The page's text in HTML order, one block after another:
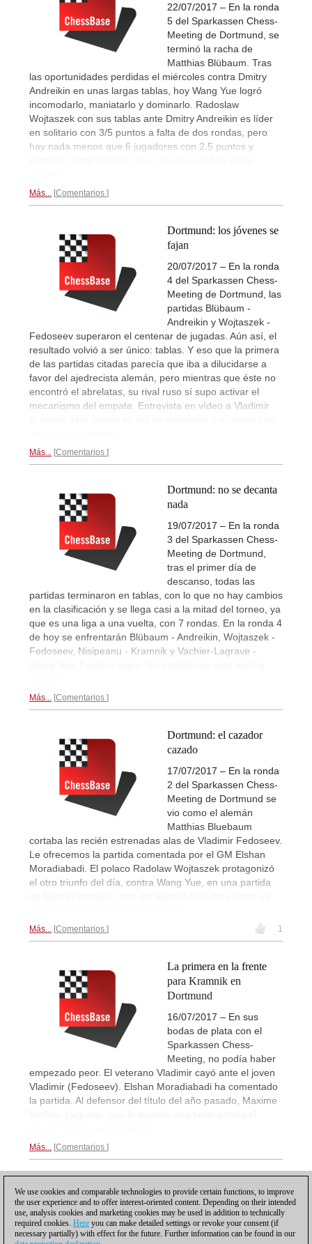
22/07/2017 – En la ronda
5 del Sparkassen Chess-
Meeting de Dortmund, se
terminó la racha de
Matthias Blübaum. Tras
las oportunidades perdidas el miércoles contra Dmitry
Andreikin en unas largas tablas, hoy Wang Yue logró
incomodarlo, maniatarlo y dominarlo. Radoslaw
Wojtaszek con sus tablas ante Dmitry Andreikin es líder
en solitario con 3/5 puntos a falta de dos rondas, pero
hay nada menos que 6 jugadores con 2,5 puntos y
Más... Comentarios
Dortmund: los jóvenes se
fajan
20/07/2017 – En la ronda
4 del Sparkassen Chess-
Meeting de Dortmund, las
partidas Blübaum -
Andreikin y Wojtaszek -
Fedoseev superaron el centenar de jugadas. Aún así, el
resultado volvió a ser único: tablas. Y eso que la primera
de las partidas citadas parecía que iba a dilucidarse a
favor del ajedrecista alemán, pero mientras que éste no
encontró el abrelatas, su rival ruso sí supo activar el
mecanismo del empate. Entrevista en vídeo a Vladimir
Más... Comentarios
Dortmund: no se decanta
nada
19/07/2017 – En la ronda
3 del Sparkassen Chess-
Meeting de Dortmund,
tras el primer día de
descanso, todas las
partidas terminaron en tablas, con lo que no hay cambios
en la clasificación y se llega casi a la mitad del torneo, ya
que es una liga a una vuelta, con 7 rondas. En la ronda 4
de hoy se enfrentarán Blübaum - Andreikin, Wojtaszek -
Fedoseev, Nisipeanu - Kramnik y Vachier-Lagrave -
Más... Comentarios
Dortmund: el cazador
cazado
17/07/2017 – En la ronda
2 del Sparkassen Chess-
Meeting de Dortmund se
vio como el alemán
Matthias Bluebaum
cortaba las recién estrenadas alas de Vladimir Fedoseev.
Le ofrecemos la partida comentada por el GM Elshan
Moradiabadi. El polaco Radolaw Wojtaszek protagonizó
el otro triunfo del día, contra Wang Yue, en una partida
Más... Comentarios 1
La primera en la frente
para Kramnik en
Dortmund
16/07/2017 – En sus
bodas de plata con el
Sparkassen Chess-
Meeting, no podía haber
empezado peor. El veterano Vladimir cayó ante el joven
Vladimir (Fedoseev). Elshan Moradiabadi ha comentado
la partida. Al defensor del título del año pasado, Maxime
Vachier-Lagrave, casi le sucede otro tanto contra el
Más... Comentarios
We use cookies and comparable technologies to provide certain functions, to improve
the user experience and to offer interest-oriented content. Depending on their intended
use, analysis cookies and marketing cookies may be used in addition to technically
required cookies. Here you can make detailed settings or revoke your consent (if
necessary partially) with effect for the future. Further information can be found in our